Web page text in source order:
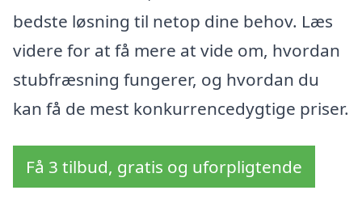
bedste løsning til netop dine behov. Læs
videre for at få mere at vide om, hvordan
stubfræsning fungerer, og hvordan du
kan få de mest konkurrencedygtige priser.
Få 3 tilbud, gratis og uforpligtende